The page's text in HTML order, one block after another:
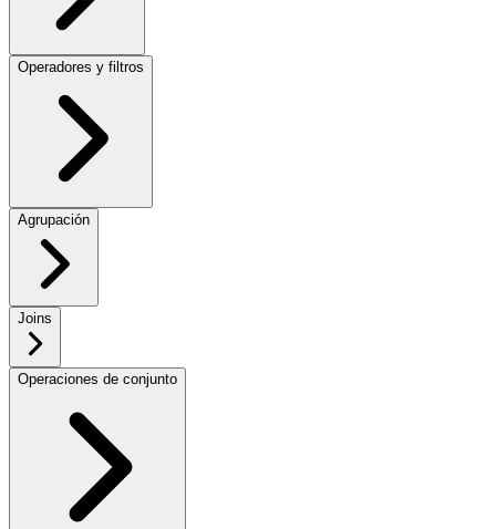
Operadores y filtros
Agrupación
Joins
Operaciones de conjunto